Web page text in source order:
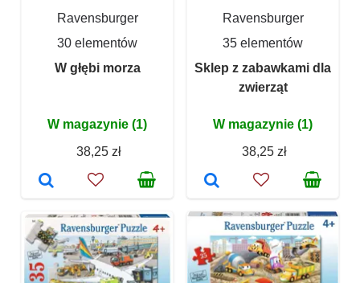
Ravensburger
30 elementów
W głębi morza
W magazynie (1)
38,25 zł
Ravensburger
35 elementów
Sklep z zabawkami dla
zwierząt
W magazynie (1)
38,25 zł